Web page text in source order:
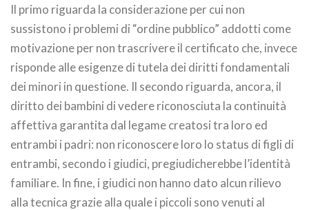
Il primo riguarda la considerazione per cui non
sussistono i problemi di “ordine pubblico” addotti come
motivazione per non trascrivere il certificato che, invece
risponde alle esigenze di tutela dei diritti fondamentali
dei minori in questione. Il secondo riguarda, ancora, il
diritto dei bambini di vedere riconosciuta la continuità
affettiva garantita dal legame creatosi tra loro ed
entrambi i padri: non riconoscere loro lo status di figli di
entrambi, secondo i giudici, pregiudicherebbe l’identità
familiare. In fine, i giudici non hanno dato alcun rilievo
alla tecnica grazie alla quale i piccoli sono venuti al